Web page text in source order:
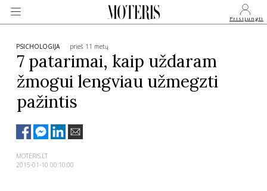
Prisijungti
VEIDAI
MADA
PSICHOLOGIJA prieš 11 metų
7 patarimai, kaip uždaram
žmogui lengviau užmegzti
pažintis
MOTERIS.LT
2015-01-10 00:10:00